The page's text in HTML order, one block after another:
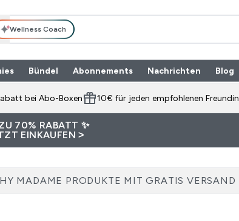
Wellness Coach
Bündel Abonnements Nachrichten Blog
bei Abo-Boxen 10€ für jeden empfohlenen Freundin
70% RABATT ✨
EINKAUFEN >
MADAME PRODUKTE MIT GRATIS VERSAND